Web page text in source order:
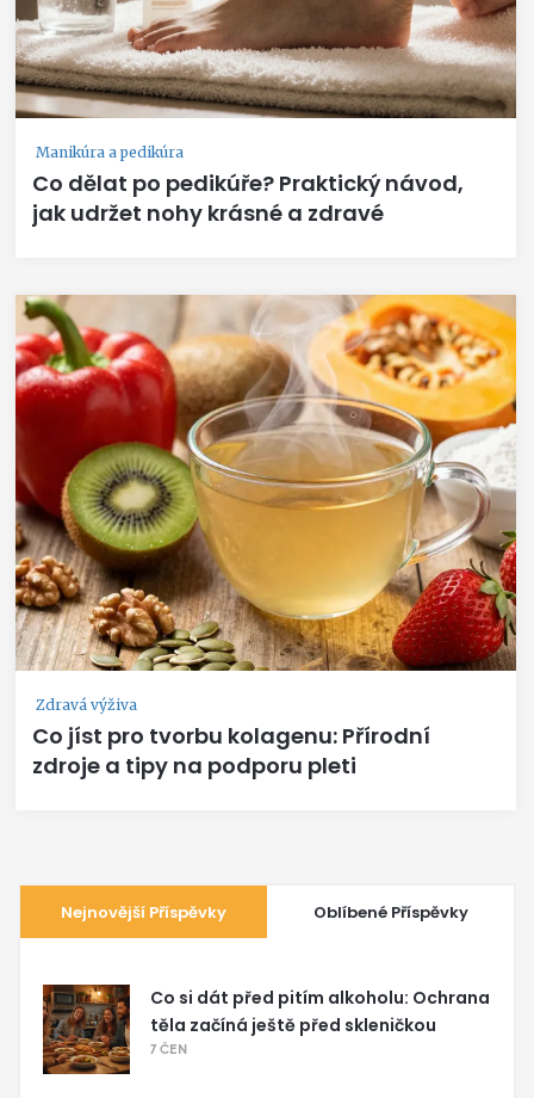
Manikúra a pedikúra
Co dělat po pedikúře? Praktický návod,
jak udržet nohy krásné a zdravé
Zdravá výživa
Co jíst pro tvorbu kolagenu: Přírodní
zdroje a tipy na podporu pleti
Nejnovější Příspěvky Oblíbené Příspěvky
Co si dát před pitím alkoholu: Ochrana
těla začíná ještě před skleničkou
7 ČEN